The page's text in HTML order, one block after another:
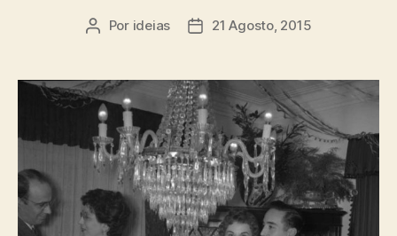
Autor
Por ideias
Data21 Agosto, 2015